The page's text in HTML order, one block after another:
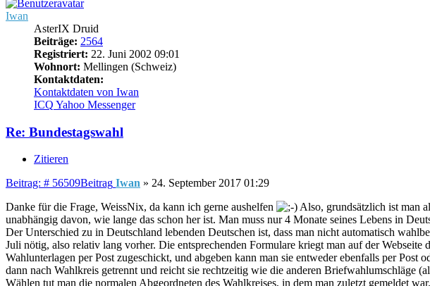
Iwan
AsterIX Druid
Beiträge: 2564
Registriert: 22. Juni 2002 09:01
Wohnort: Mellingen (Schweiz)
Kontaktdaten:
Kontaktdaten von Iwan
ICQ Yahoo Messenger
Re: Bundestagswahl
Zitieren
Beitrag: # 56509Beitrag Iwan » 24. September 2017 01:29
Danke für die Frage, WeissNix, da kann ich gerne aushelfen
Also, grundsätzlich ist man
unabhängig davon, wie lange das schon her ist. Man muss nur 4 Monate seines Lebens in
Der Unterschied zu in Deutschland lebenden Deutschen ist, dass man nicht automatisch
Juli nötig, also relativ lang vorher. Die entsprechenden Formulare kriegt man auf der
Wahlunterlagen per Post zugeschickt, und abgeben kann man sie entweder ebenfalls per
dann nach Wahlkreis getrennt und reicht sie rechtzeitig wie die anderen Briefwahlumschläge
Wählen tut man die normalen Abgeordneten des Wahlkreises, in dem man zuletzt gemeldet war.